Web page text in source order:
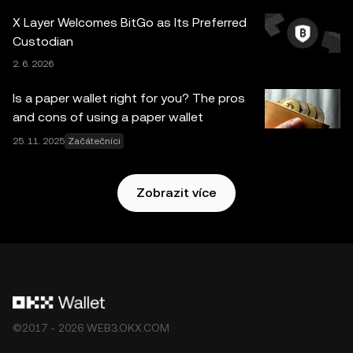
případné faktické chyby, opomenutí nebo názory, které v
nich vyjádřené. Službu OKX Web3 Peněženka a její
pomocné služby neposkytuje burza OKX a vztahují se na
ně tyto
Web3
X Layer Welcomes BitGo as Its Preferred
Custodian
2. 6. 2026
Is a paper wallet right for you? The pros
and cons of using a paper wallet
25. 11. 2025 Začátečníci
Zobrazit více
©2017 - 2026 WEB3.OKX.COM